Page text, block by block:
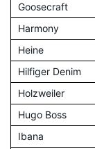
Goosecraft
Harmony
Heine
Hilfiger Denim
Holzweiler
Hugo Boss
Ibana